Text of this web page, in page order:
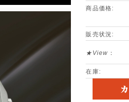
商品価格:
販売状況:
★View ：
在庫: